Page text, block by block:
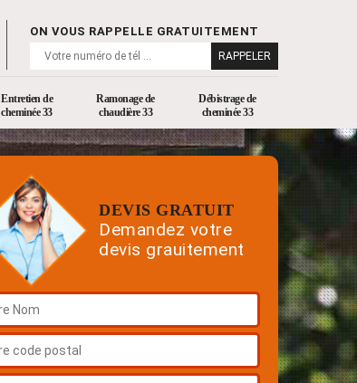
ON VOUS RAPPELLE GRATUITEMENT
Entretien de
cheminée 33
Ramonage de
chaudière 33
Débistrage de
cheminée 33
DEVIS GRATUIT
Demandez votre
devis grauitement